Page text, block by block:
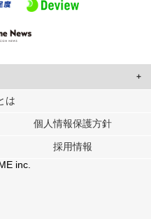
ーに合わせたコンテンツや広告の
トナーに提供しています。
したときに収集した他の情報を組み
は
個人情報保護方針
採用情報
inc.